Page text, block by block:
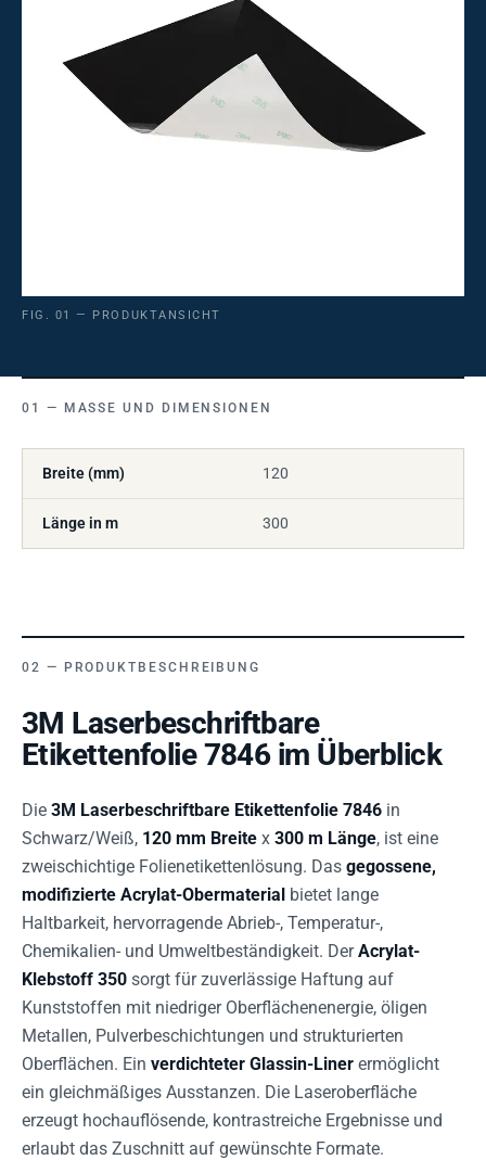
FIG. 01 — PRODUKTANSICHT
MASSE UND DIMENSIONEN
Breite (mm) 120
Länge in m 300
PRODUKTBESCHREIBUNG
3M Laserbeschriftbare
Etikettenfolie 7846 im Überblick
Die 3M Laserbeschriftbare Etikettenfolie 7846 in
Schwarz/Weiß, 120 mm Breite x 300 m Länge, ist eine
zweischichtige Folienetikettenlösung. Das gegossene,
modifizierte Acrylat-Obermaterial bietet lange
Haltbarkeit, hervorragende Abrieb-, Temperatur-,
Chemikalien- und Umweltbeständigkeit. DerAcrylat-
Klebstoff 350 sorgt für zuverlässige Haftung auf
Kunststoffen mit niedriger Oberflächenenergie, öligen
Metallen, Pulverbeschichtungen und strukturierten
Oberflächen. Ein verdichteter Glassin-Liner ermöglicht
ein gleichmäßiges Ausstanzen. Die Laseroberfläche
erzeugt hochauflösende, kontrastreiche Ergebnisse und
erlaubt das Zuschnitt auf gewünschte Formate.